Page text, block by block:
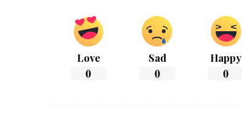
Love
0
Sad
0
Happy
0